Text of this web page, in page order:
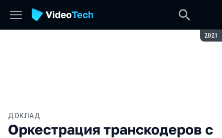
2021
ДОКЛАД
Оркестрация транскодеров с